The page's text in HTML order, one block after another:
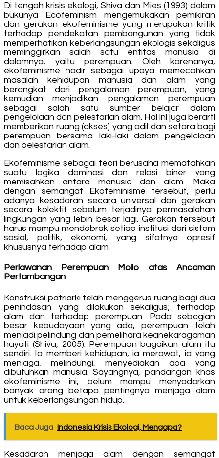
Di tengah krisis ekologi, Shiva dan Mies (1993) dalam
bukunya Ecofeminism mengemukakan pemikiran
dan gerakan ekofeminisme yang merupakan kritik
terhadap pendekatan pembangunan yang tidak
memperhatikan keberlangsungan ekologis sekaligus
meminggirkan salah satu entitas manusia di
dalamnya, yaitu perempuan. Oleh karenanya,
ekofeminisme hadir sebagai upaya memecahkan
masalah kehidupan manusia dan alam yang
berangkat dari pengalaman perempuan, yang
kemudian menjadikan pengalaman perempuan
sebagai salah satu sumber belajar dalam
pengelolaan dan pelestarian alam. Hal ini juga berarti
memberikan ruang (akses) yang adil dan setara bagi
perempuan bersama laki-laki dalam pengelolaan
dan pelestarian alam.
Ekofeminisme sebagai teori berusaha mematahkan
suatu logika dominasi dan relasi biner yang
memisahkan antara manusia dan alam. Maka
dengan semangat Ekofeminisme tersebut, perlu
adanya kesadaran secara universal dan gerakan
secara kolektif sebelum terjadinya permasalahan
lingkungan yang lebih besar lagi. Gerakan tersebut
harus mampu mendobrak setiap institusi dari sistem
sosial, politik, ekonomi, yang sifatnya opresif
khususnya terhadap alam.
Perlawanan Perempuan Mollo atas Ancaman
Pertambangan
Konstruksi patriarki telah menggerus ruang bagi dua
penindasan yang dilakukan sekaligus; terhadap
alam dan terhadap perempuan. Pada sebagian
besar kebudayaan yang ada, perempuan telah
menjadi pelindung dan pemelihara keanekaragaman
hayati (Shiva, 2005). Perempuan bagaikan alam itu
sendiri. Ia memberi kehidupan, ia merawat, ia yang
menjaga, melindungi, menyediakan apa yang
dibutuhkan manusia. Sayangnya, pandangan khas
ekofeminisme ini, belum mampu menyadarkan
banyak orang betapa pentingnya menjaga alam
untuk keberlangsungan hidup.
Baca Juga Indonesia Krisis Ekologi, Mengapa?
Kesadaran menjaga alam dengan semangat